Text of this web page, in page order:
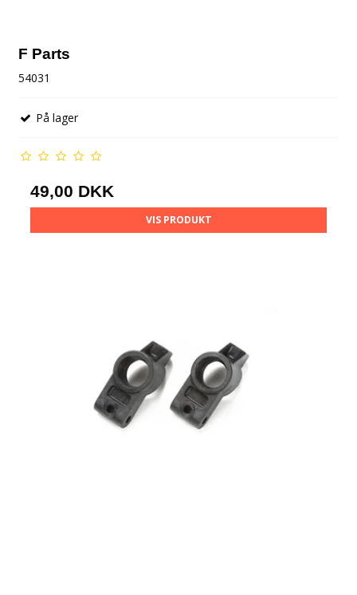
F Parts
54031
På lager
49,00 DKK
VIS PRODUKT